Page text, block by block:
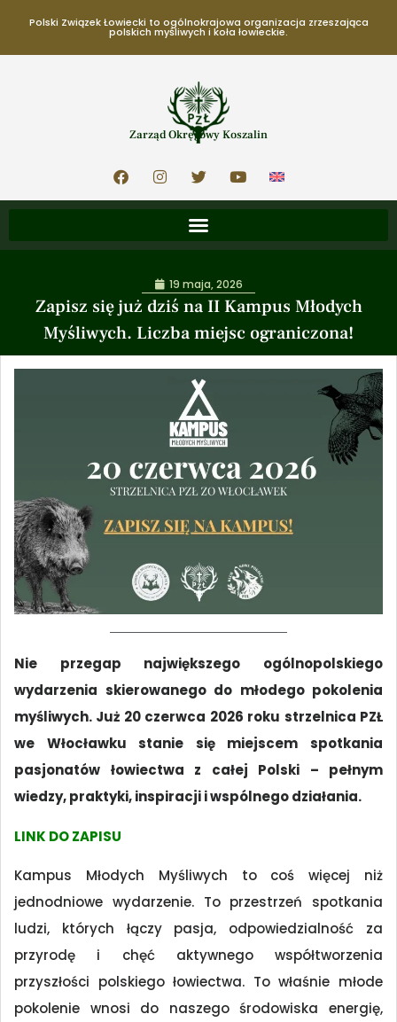
Polski Związek Łowiecki to ogólnokrajowa organizacja zrzeszająca
polskich myśliwych i koła łowieckie.
Zarząd Okręgowy Koszalin
Zapisz się już dziś na II Kampus Młodych
Myśliwych. Liczba miejsc ograniczona!
19 maja, 2026
Nie przegap największego ogólnopolskiego
wydarzenia skierowanego do młodego pokolenia
myśliwych. Już 20 czerwca 2026 roku strzelnica PZŁ
we Włocławku stanie się miejscem spotkania
pasjonatów łowiectwa z całej Polski – pełnym
wiedzy, praktyki, inspiracji i wspólnego działania.
LINK DO ZAPISU
Kampus Młodych Myśliwych to coś więcej niż
jednodniowe wydarzenie. To przestrzeń spotkania
ludzi, których łączy pasja, odpowiedzialność za
przyrodę i chęć aktywnego współtworzenia
przyszłości polskiego łowiectwa. To właśnie młode
pokolenie wnosi do naszego środowiska energię,